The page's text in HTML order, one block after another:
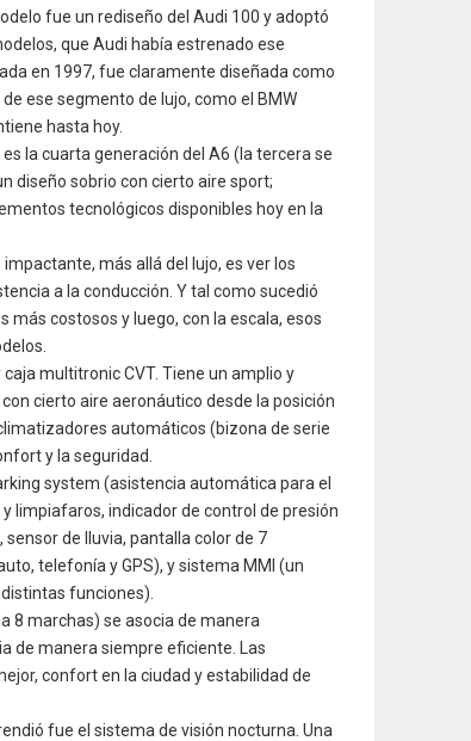
fue un rediseño del Audi 100 y adoptó
que Audi había estrenado ese
en 1997, fue claramente diseñada como
ese segmento de lujo, como el BMW
hasta hoy.
la cuarta generación del A6 (la tercera se
diseño sobrio con cierto aire sport;
tecnológicos disponibles hoy en la
más allá del lujo, es ver los
a la conducción. Y tal como sucedió
más costosos y luego, con la escala, esos
multitronic CVT. Tiene un amplio y
cierto aire aeronáutico desde la posición
automáticos (bizona de serie
y la seguridad.
system (asistencia automática para el
limpiafaros, indicador de control de presión
de lluvia, pantalla color de 7
telefonía y GPS), y sistema MMI (un
funciones).
8 marchas) se asocia de manera
de manera siempre eficiente. Las
confort en la ciudad y estabilidad de
fue el sistema de visión nocturna. Una